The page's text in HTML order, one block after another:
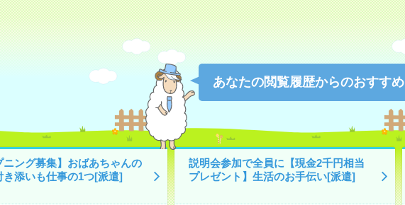
あなたの閲覧履歴からのおすすめ
ニング募集】おばあちゃんの
き添いも仕事の1つ[派遣]
説明会参加で全員に【現金2千円相当
プレゼント】生活のお手伝い[派遣]